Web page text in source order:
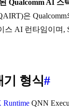
Qualcomm AI 스
은
스 AI 런타임이며,
기 형식#
Runtime QNN